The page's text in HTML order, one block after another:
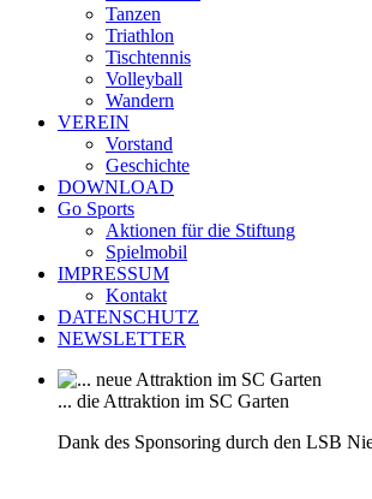
Tanzen
Triathlon
Tischtennis
Volleyball
Wandern
VEREIN
Vorstand
Geschichte
DOWNLOAD
Go Sports
Aktionen für die Stiftung
Spielmobil
IMPRESSUM
Kontakt
DATENSCHUTZ
NEWSLETTER
... die Attraktion im SC Garten
Dank des Sponsoring durch den LSB